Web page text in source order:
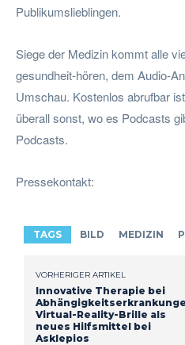
Publikumslieblingen.
Siege der Medizin kommt alle
gesundheit-hören, dem Audio-
Umschau. Kostenlos abrufbar
überall sonst, wo es Podcasts
Podcasts.
Pressekontakt:
TAGS BILD MEDIZIN
VORHERIGER ARTIKEL
Innovative Therapie bei
Virtual-Reality-Brille als
neues Hilfsmittel bei
Asklepios